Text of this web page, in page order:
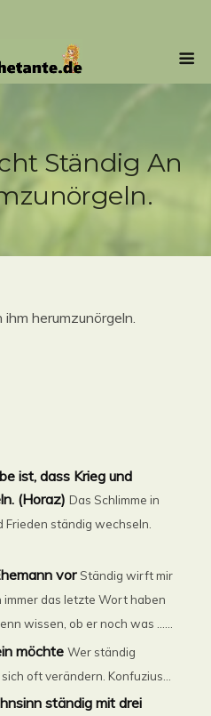
Ständig An
herumzunörgeln.
ist, dass Krieg und
(Horaz) Das Schlimme in
Frieden ständig wechseln.
vor Ständig wirft mir
immer das letzte Wort haben
wissen, ob er noch was ......
möchte Wer ständig
oft verändern. Konfuzius...
ständig mit drei